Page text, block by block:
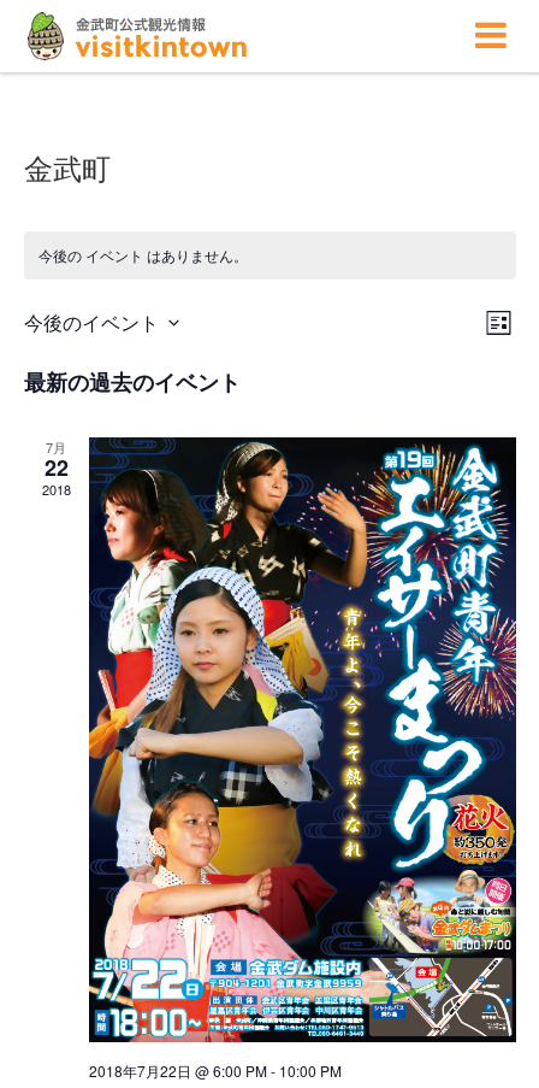
金武町
今後の イベント はありません。
ビ
ュ
ビ
ゲ
ー
シ
ョ
ン
イ
ベ
ー
ナ
ビ
ゲ
ー
シ
ョ
リ
示
今後のイベント
付
を
最新の過去のイベント
7月
22
2018
2018年7月22日 @ 6:00 PM- 10:00 PM